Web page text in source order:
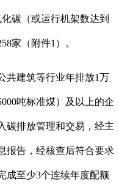
碳（或运行机架数达到
家（附件1）。
建筑等行业年排放1万
吨标准煤）及以上的企
碳排放管理和交易，经主
报告，经核查后符合要求
成至少3个连续年度配额